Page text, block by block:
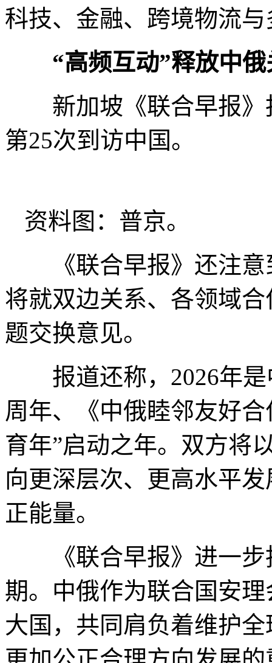
科技、金融、跨境物流
“高频互动”释放中
新加坡《联合早报》
第25次到访中国。
资料图：普京。
《联合早报》还注意
将就双边关系、各领域
题交换意见。
报道还称，2026年是
周年、《中俄睦邻友好
育年”启动之年。双方将
向更深层次、更高水平
正能量。
《联合早报》进一步
期。中俄作为联合国安
大国，共同肩负着维护